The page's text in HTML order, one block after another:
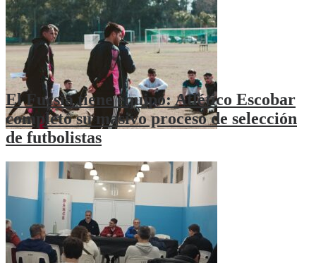
El Fucsia tiene equipo: Atlético Escobar
completó su masivo proceso de selección
de futbolistas